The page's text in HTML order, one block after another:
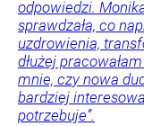
odpowiedzi.
sprawdzała, co
uzdrowienia,
dłużej
mnie, czy nowa
bardziej
potrzebuje”.